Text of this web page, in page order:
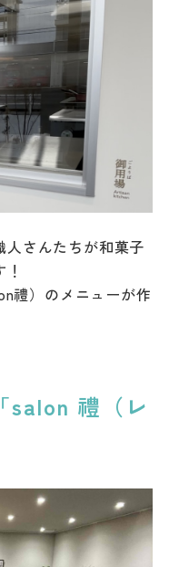
さんたちが和菓子
禮）のメニューが作
salon 禮（レ